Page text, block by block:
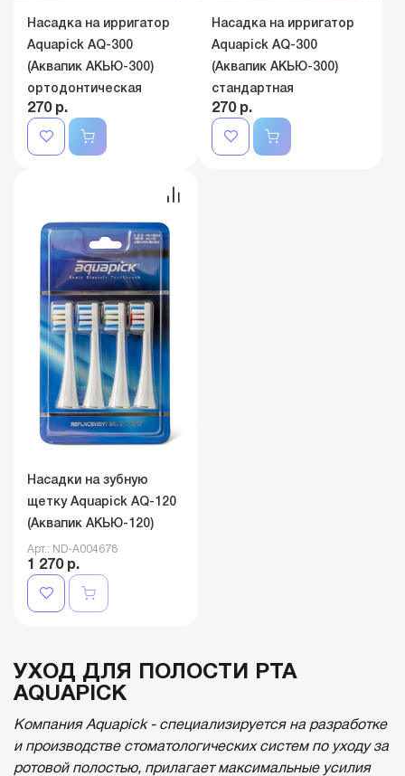
Насадка на ирригатор
Aquapick AQ-300
(Аквапик АКЬЮ-300)
ортодонтическая
270 р.
Насадка на ирригатор
Aquapick AQ-300
(Аквапик АКЬЮ-300)
стандартная
270 р.
Насадки на зубную
щетку Aquapick AQ-120
(Аквапик АКЬЮ-120)
Арт.: ND-A004678
1 270 р.
УХОД ДЛЯ ПОЛОСТИ РТА
AQUAPICK
Компания Aquapick - специализируется на разработке
и производстве стоматологических систем по уходу за
ротовой полостью, прилагает максимальные усилия